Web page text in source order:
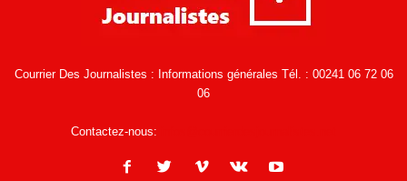
Courrier Des Journalistes : Informations générales Tél. : 00241 06 72 06
06
Contactez-nous: